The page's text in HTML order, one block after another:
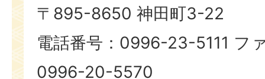
〒895-8650 神田町3-22
電話番号：0996-23-5111 フ
0996-20-5570